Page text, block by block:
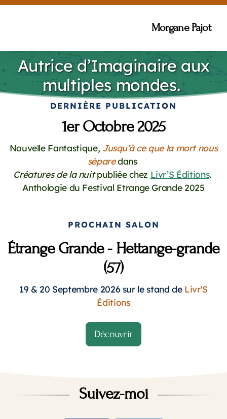
Morgane Pajot
Autrice d’Imaginaire aux
multiples mondes.
DERNIÈRE PUBLICATION
1er Octobre 2025
Nouvelle Fantastique, Jusqu’à ce que la mort nous
séparedans
Créatures de la nuitpubliée chez Livr’S Éditions.
Anthologie du Festival Etrange Grande 2025
PROCHAIN SALON
Étrange Grande - Hettange-grande
(57)
19 & 20 Septembre 2026 sur le stand de Livr'S
Éditions
Découvrir
Suivez-moi